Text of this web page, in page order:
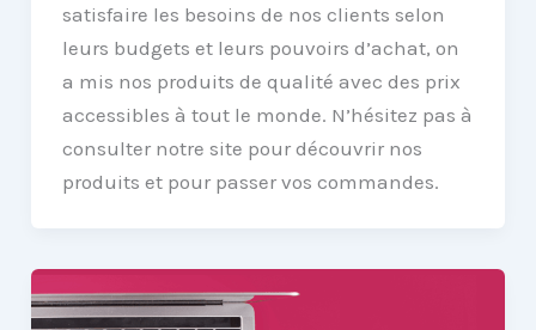
satisfaire les besoins de nos clients selon
leurs budgets et leurs pouvoirs d’achat, on
a mis nos produits de qualité avec des prix
accessibles à tout le monde. N’hésitez pas à
consulter notre site pour découvrir nos
produits et pour passer vos commandes.